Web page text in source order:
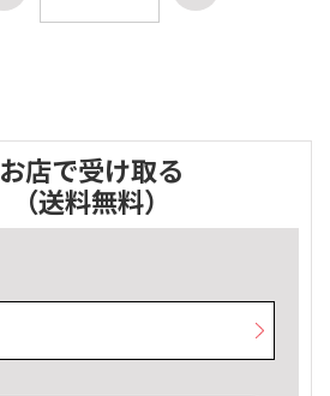
お店で受け取る
（送料無料）